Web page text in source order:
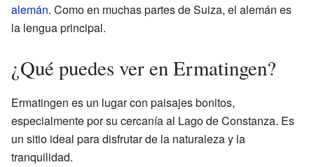
alemán. Como en muchas partes de Suiza, el alemán es
la lengua principal.
¿Qué puedes ver en Ermatingen?
Ermatingen es un lugar con paisajes bonitos,
especialmente por su cercanía al Lago de Constanza. Es
un sitio ideal para disfrutar de la naturaleza y la
tranquilidad.